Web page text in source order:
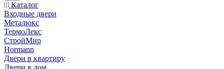
Каталог
Входные двери
Металюкс
ТермоЛекс
СтройМир
Hormann
Двери в квартиру
Двери в дом